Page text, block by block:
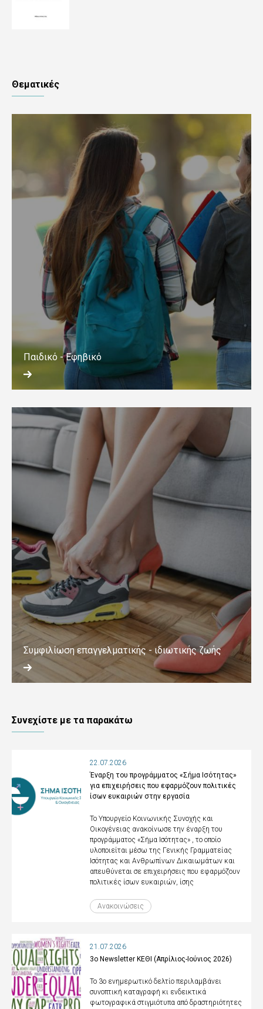
Θεματικές
Παιδικό - Εφηβικό
Συμφιλίωση επαγγελματικής - ιδιωτικής ζωής
Συνεχίστε με τα παρακάτω
22.07.2026
Έναρξη του προγράμματος «Σήμα Ισότητας»
για επιχειρήσεις που εφαρμόζουν πολιτικές
ίσων ευκαιριών στην εργασία
Το Υπουργείο Κοινωνικής Συνοχής και
Οικογένειας ανακοίνωσε την έναρξη του
προγράμματος «Σήμα Ισότητας» , το οποίο
υλοποιείται μέσω της Γενικής Γραμματείας
Ισότητας και Ανθρωπίνων Δικαιωμάτων και
απευθύνεται σε επιχειρήσεις που εφαρμόζουν
πολιτικές ίσων ευκαιριών, ίσης
Ανακοινώσεις
21.07.2026
3ο Newsletter ΚΕΘΙ (Απρίλιος-Ιούνιος 2026)
Το 3ο ενημερωτικό δελτίο περιλαμβάνει
συνοπτική καταγραφή κι ενδεικτικά
φωτογραφικά στιγμιότυπα από δραστηριότητες